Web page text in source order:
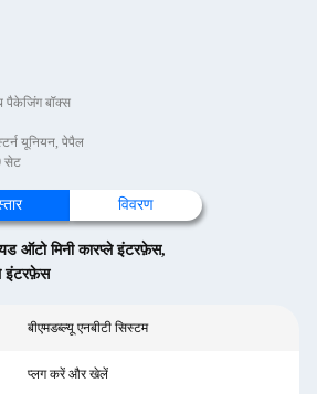
पैकेजिंग बॉक्स
यूनियन, पेपैल
सेट
विवरण
ऑटो मिनी कारप्ले इंटरफ़ेस,
इंटरफ़ेस
बीएमडब्ल्यू एनबीटी सिस्टम
प्लग करें और खेलें